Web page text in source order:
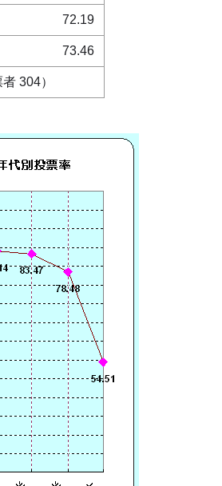
72.19
73.46
304）